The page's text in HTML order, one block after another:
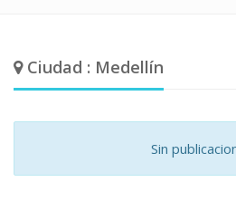
Ciudad : Medellín
Sin